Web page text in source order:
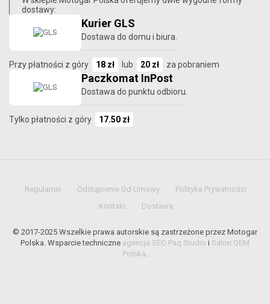
dostawy:
Kurier GLS
Dostawa do domu i biura.
Przy płatności z góry 18 zł lub 20 zł za pobraniem
Paczkomat InPost
Dostawa do punktu odbioru.
Tylko płatności z góry 17.50 zł
Regulamin Odstąpienie Od Umowy
Polityka Prywatności
Kontakt
Dostawa
© 2017-2025 Wszelkie prawa autorskie są zastrzeżone przez Motogar
Polska. Wsparcie techniczne agencja SEO Paq Studio i Salon OEM
Polska